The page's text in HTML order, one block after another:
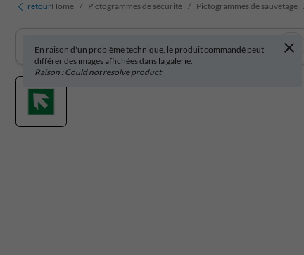
retourHome Pictogrammes de sécurité Pictogrammes de sauvetage
En raison d'un problème technique, le produit commandé peut
différer des images affichées dans la galerie.
Raison : Could not resolve product